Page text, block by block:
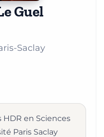
Guel
Saclay
en Sciences
Paris Saclay